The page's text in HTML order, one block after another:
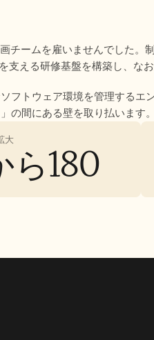
チームを雇いませんでした。
支える研修基盤を構築し、なお
フトウェア環境を管理する
の間にある壁を取り払います。
大
ら180